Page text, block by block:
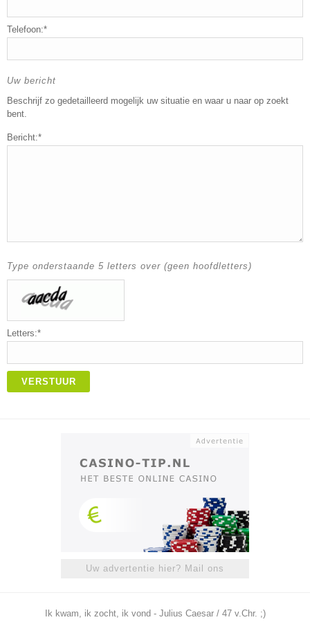
Telefoon:*
Uw bericht
Beschrijf zo gedetailleerd mogelijk uw situatie en waar u naar op zoekt
bent.
Bericht:*
Type onderstaande 5 letters over (geen hoofdletters)
Letters:*
VERSTUUR
Uw advertentie hier? Mail ons
Ik kwam, ik zocht, ik vond - Julius Caesar / 47 v.Chr. ;)